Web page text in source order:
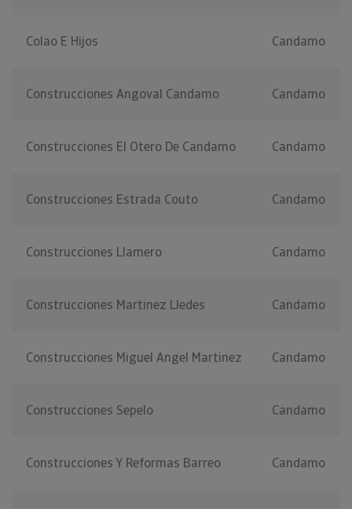
Colao E Hijos Candamo
Construcciones Angoval Candamo Candamo
Construcciones El Otero De Candamo Candamo
Construcciones Estrada Couto Candamo
Construcciones Llamero Candamo
Construcciones Martinez Lledes Candamo
Construcciones Miguel Angel Martinez Candamo
Construcciones Sepelo Candamo
Construcciones Y Reformas Barreo Candamo